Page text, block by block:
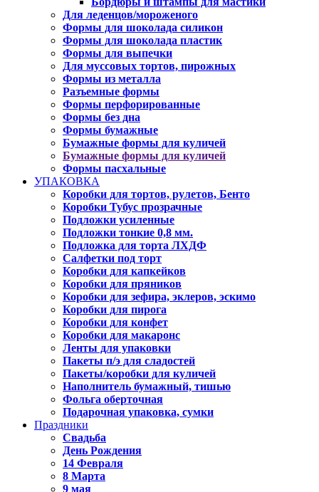
Для леденцов/мороженого
Формы для шоколада силикон
Формы для шоколада пластик
Формы для выпечки
Для муссовых тортов, пирожных
Формы из металла
Разъемные формы
Формы перфорированные
Формы без дна
Формы бумажные
Бумажные формы для куличей
Бумажные формы для куличей
Формы пасхальные
УПАКОВКА
Коробки для тортов, рулетов, Бенто
Коробки Тубус прозрачные
Подложки усиленные
Подложки тонкие 0,8 мм.
Подложка для торта ЛХДФ
Салфетки под торт
Коробки для капкейков
Коробки для пряников
Коробки для зефира, эклеров, эскимо
Коробки для пирога
Коробки для конфет
Коробки для макаронс
Ленты для упаковки
Пакеты п/э для сладостей
Пакеты/коробки для куличей
Наполнитель бумажный, тишью
Фольга оберточная
Подарочная упаковка, сумки
Праздники
Свадьба
День Рождения
14 Февраля
8 Марта
9 мая